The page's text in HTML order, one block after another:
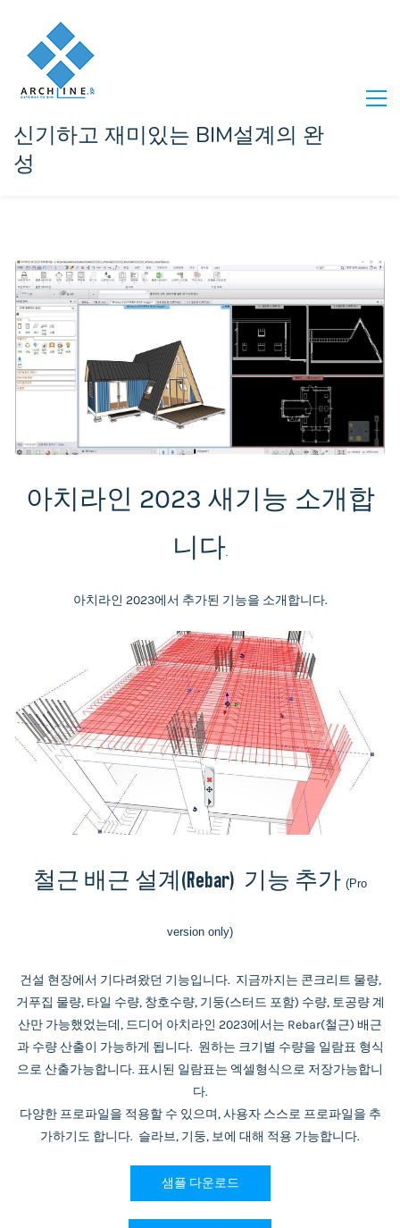
신기하고 재미있는 BIM설계의 완
성
아치라인 2023 새기능 소개합
니다.
아치라인 2023에서 추가된 기능을 소개합니다.
철근 배근 설계(Rebar) 기능 추가 (Pro
version only)
건설 현장에서 기다려왔던 기능입니다. 지금까지는 콘크리트 물량,
거푸집 물량, 타일 수량, 창호수량, 기둥(스터드 포함) 수량, 토공량 계
산만 가능했었는데, 드디어 아치라인 2023에서는 Rebar(철근) 배근
과 수량 산출이 가능하게 됩니다. 원하는 크기별 수량을 일람표 형식
으로 산출가능합니다. 표시된 일람표는 엑셀형식으로 저장가능합니
다.
다양한 프로파일을 적용할 수 있으며, 사용자 스스로 프로파일을 추
가하기도 합니다. 슬라브, 기둥, 보에 대해 적용 가능합니다.
샘플 다운로드